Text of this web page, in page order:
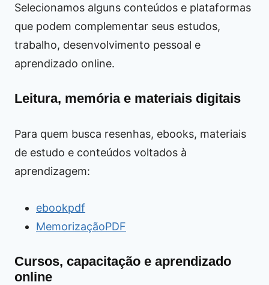
Selecionamos alguns conteúdos e plataformas
que podem complementar seus estudos,
trabalho, desenvolvimento pessoal e
aprendizado online.
Leitura, memória e materiais digitais
Para quem busca resenhas, ebooks, materiais
de estudo e conteúdos voltados à
aprendizagem:
ebookpdf
MemorizaçãoPDF
Cursos, capacitação e aprendizado
online